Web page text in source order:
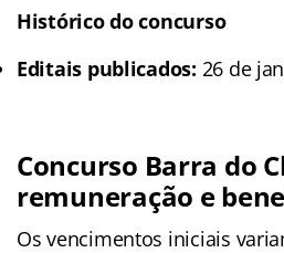
Histórico do concurso
Editais publicados: 26 de
Concurso Barra do
remuneração e
Os vencimentos iniciais